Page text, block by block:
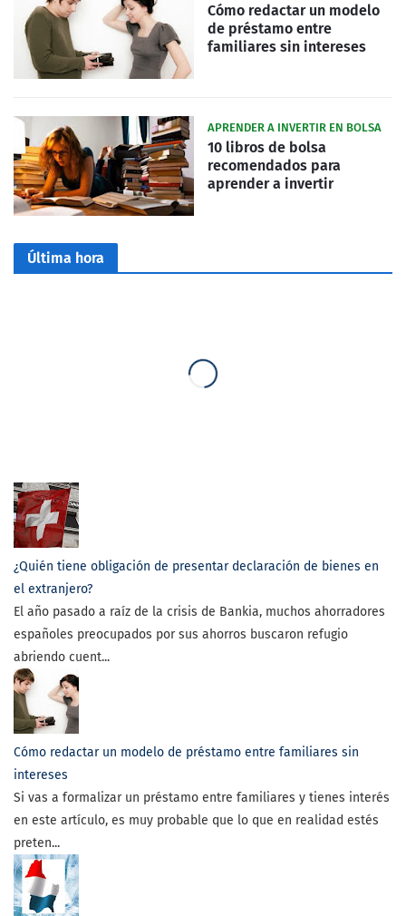
Cómo redactar un modelo
de préstamo entre
familiares sin intereses
APRENDER A INVERTIR EN BOLSA
10 libros de bolsa
recomendados para
aprender a invertir
Última hora
¿Quién tiene obligación de presentar declaración de bienes en
el extranjero?
El año pasado a raíz de la crisis de Bankia, muchos ahorradores
españoles preocupados por sus ahorros buscaron refugio
abriendo cuent...
Cómo redactar un modelo de préstamo entre familiares sin
intereses
Si vas a formalizar un préstamo entre familiares y tienes interés
en este artículo, es muy probable que lo que en realidad estés
preten...